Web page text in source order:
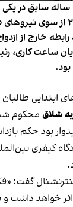
شگفته، پرستار ۳۲ ساله
هشتم جولای ۲۰۲۵ از
رابطه خارج از
ساعت کاری،
ابتدایی
محکوم
بود حکم
کیفری
گفت:
خواهد داشت و